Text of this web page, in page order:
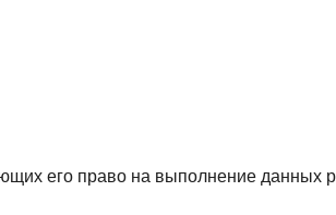
его право на выполнение данных